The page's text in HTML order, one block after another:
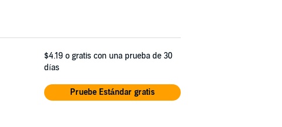
$4.19 o gratis con una prueba de 30
días
Pruebe Estándar gratis